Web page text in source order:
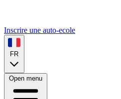
Inscrire une auto-ecole
FR
Open menu